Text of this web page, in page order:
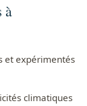
à
et expérimentés
climatiques